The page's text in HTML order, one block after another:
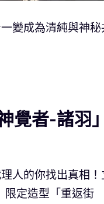
變成為清純與神秘
覺者-諸羽
人的你找出真相！
限定造型「重返街